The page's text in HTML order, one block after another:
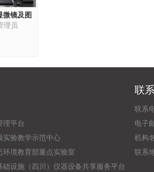
微镜及图
理员
理平台
实验教学示范中心
环境教育部重点实验室
设施（四川）仪器设备共享服务平台
联
联系
电子
机构
联系